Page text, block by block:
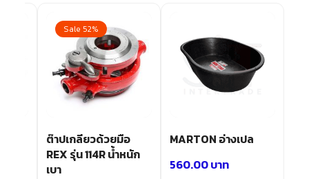
Sale 52%
ต๊าปเกลียวด้วยมือ
REX รุ่น 114R น้ำหนัก
เบา
MARTON อ่างเปล
560.00บาท